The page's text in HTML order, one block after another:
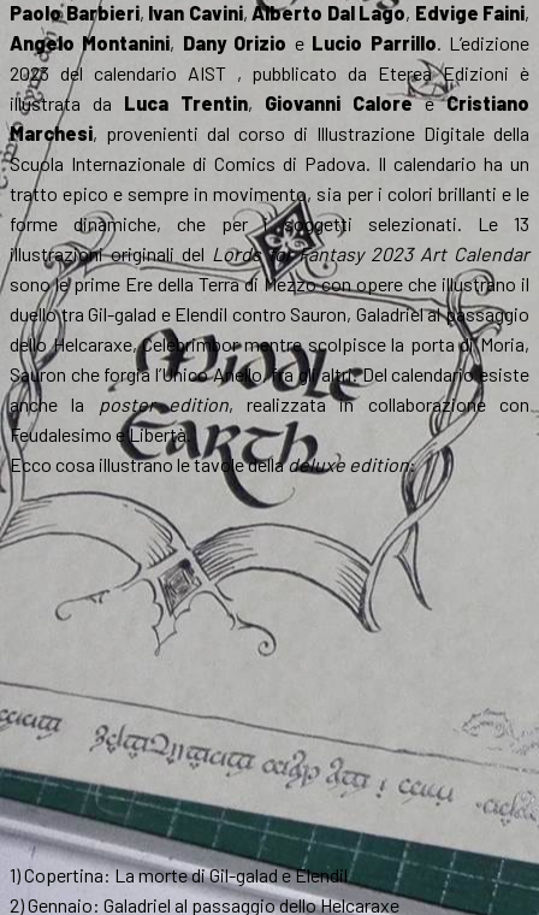
Paolo Barbieri, Ivan Cavini, Alberto Dal Lago, Edvige Faini,
Angelo Montanini, Dany Orizio e Lucio Parrillo. L’edizione
2023 del calendario AIST , pubblicato da Eterea Edizioni è
illustrata da Luca Trentin, Giovanni CaloreeCristiano
Marchesi, provenienti dal corso di Illustrazione Digitale della
Scuola Internazionale di Comics di Padova. Il calendario ha un
tratto epico e sempre in movimento, sia per i colori brillanti e le
forme dinamiche, che per i soggetti selezionati. Le 13
illustrazioni originali del Lords for Fantasy 2023 Art Calendar
sono le prime Ere della Terra di Mezzo con opere che illustrano il
duello tra Gil-galad e Elendil contro Sauron, Galadriel al passaggio
dello Helcaraxe, Celebrimbor mentre scolpisce la porta di Moria,
Sauron che forgia l’Unico Anello, fra gli altri. Del calendario esiste
anche la poster edition, realizzata in collaborazione con
Feudalesimo e Libertà.
Ecco cosa illustrano le tavole delladeluxe edition:
1) Copertina: La morte di Gil-galad e Elendil
2) Gennaio: Galadriel al passaggio dello Helcaraxe